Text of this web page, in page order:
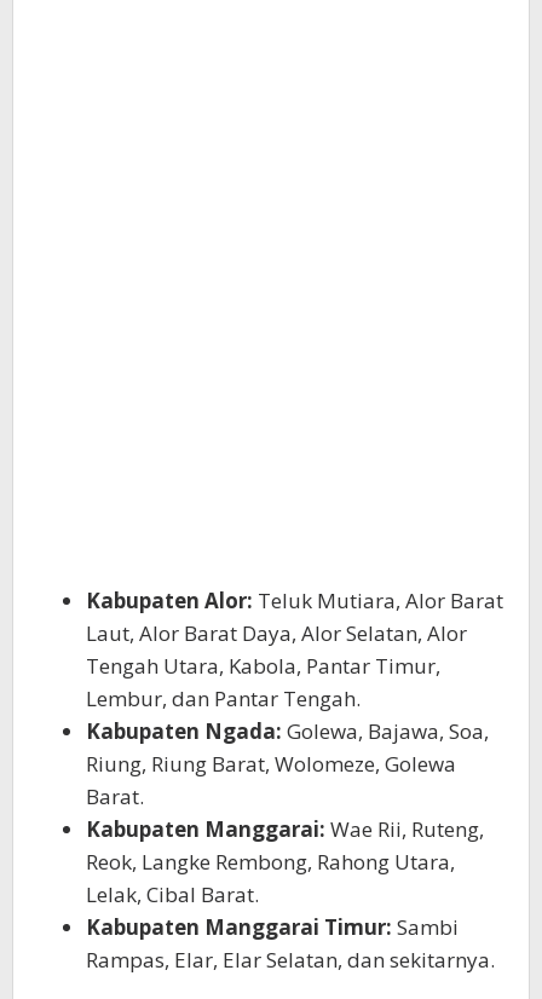
Kabupaten Alor: Teluk Mutiara, Alor Barat
Laut, Alor Barat Daya, Alor Selatan, Alor
Tengah Utara, Kabola, Pantar Timur,
Lembur, dan Pantar Tengah.
Kabupaten Ngada: Golewa, Bajawa, Soa,
Riung, Riung Barat, Wolomeze, Golewa
Barat.
Kabupaten Manggarai: Wae Rii, Ruteng,
Reok, Langke Rembong, Rahong Utara,
Lelak, Cibal Barat.
Kabupaten Manggarai Timur: Sambi
Rampas, Elar, Elar Selatan, dan sekitarnya.